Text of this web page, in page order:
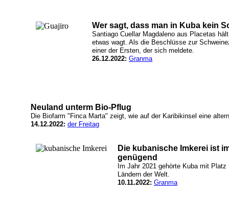
Wer sagt, dass man in Kuba kein
Santiago Cuellar Magdaleno aus Placetas
etwas wagt. Als die Beschlüsse zur
einer der Ersten, der sich meldete.
26.12.2022: Granma
Neuland unterm Bio-Pflug
Die Biofarm "Finca Marta" zeigt, wie auf der Karibikinsel eine
14.12.2022: der Freitag
Die kubanische Imkerei ist
genügend
Im Jahr 2021 gehörte Kuba mit
Ländern der Welt.
10.11.2022: Granma